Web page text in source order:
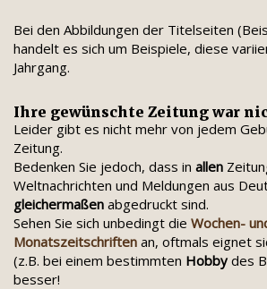
Bei den Abbildungen der Titelseiten
handelt es sich um Beispiele, diese
Jahrgang.
Ihre gewünschte Zeitung war
Leider gibt es nicht mehr von jedem
Zeitung.
Bedenken Sie jedoch, dass in allen
Weltnachrichten und Meldungen aus
gleichermaßen abgedruckt sind.
Sehen Sie sich unbedingt die Wochen-
Monatszeitschriften an, oftmals eignet
(z.B. bei einem bestimmten Hobbydes
besser!